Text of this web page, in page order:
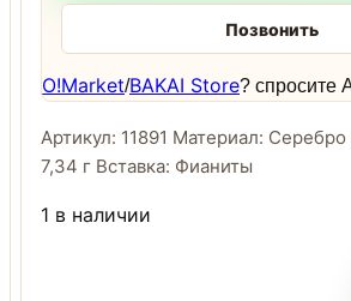
Позвонить
O!Market/BAKAI Store? спросите
Артикул: 11891 Материал:
7,34 г Вставка: Фианиты
1 в наличии